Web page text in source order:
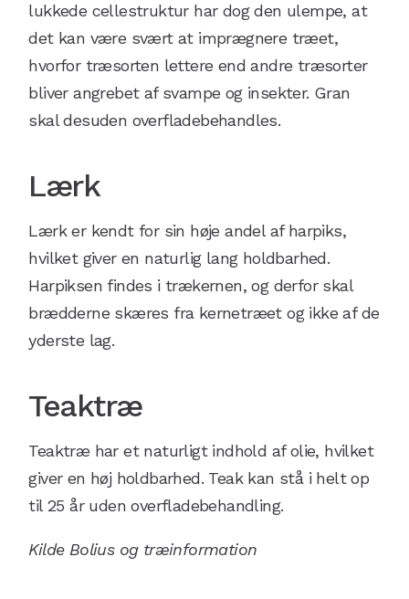
lukkede cellestruktur har dog den ulempe, at
det kan være svært at imprægnere træet,
hvorfor træsorten lettere end andre træsorter
bliver angrebet af svampe og insekter. Gran
skal desuden overfladebehandles.
Lærk
Lærk er kendt for sin høje andel af harpiks,
hvilket giver en naturlig lang holdbarhed.
Harpiksen findes i trækernen, og derfor skal
brædderne skæres fra kernetræet og ikke af de
yderste lag.
Teaktræ
Teaktræ har et naturligt indhold af olie, hvilket
giver en høj holdbarhed. Teak kan stå i helt op
til 25 år uden overfladebehandling.
Kilde Bolius og træinformation